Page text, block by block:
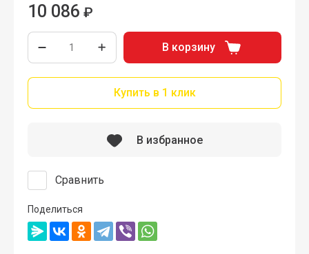
10 086 ₽
В корзину
Купить в 1 клик
Сравнить
В избранное
Поделиться